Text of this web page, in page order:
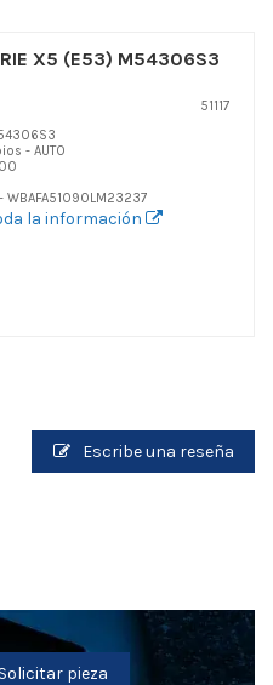
X5 (E53) M54306S3
51117
- AUTO
la información
Escribe una reseña
Solicitar pieza